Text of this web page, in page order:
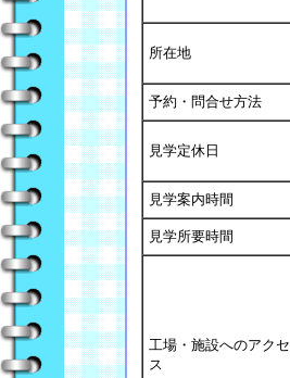
所在地
予約・問合せ方法
見学定休日
見学案内時間
見学所要時間
工場・施設へのアクセ
ス